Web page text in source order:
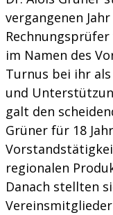
vergangenen
im Namen des
Turnus bei ihr
und
galt den
Grüner für 18
regionalen
Danach stellten